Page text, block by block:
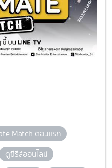
Match ตอนแรก
ดูซีรีส์ออนไลน์